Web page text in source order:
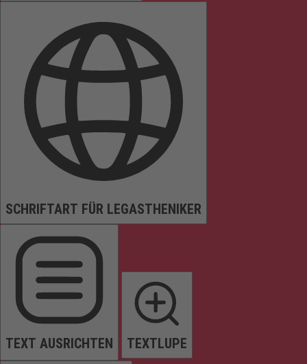
SCHRIFTART FÜR LEGASTHENIKER
TEXT AUSRICHTEN TEXTLUPE